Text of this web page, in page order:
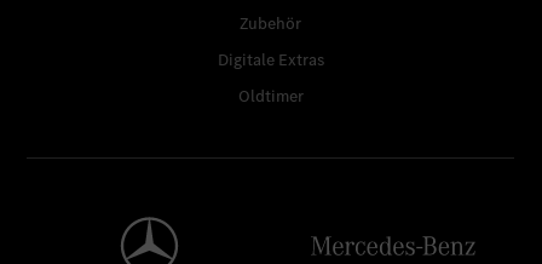
Zubehör
Digitale Extras
Oldtimer